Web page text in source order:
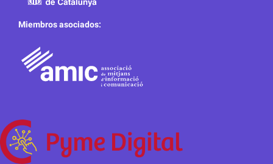
Miembros asociados: